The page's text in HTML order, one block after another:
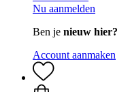
Nu aanmelden
Ben je nieuw hier?
Account aanmaken